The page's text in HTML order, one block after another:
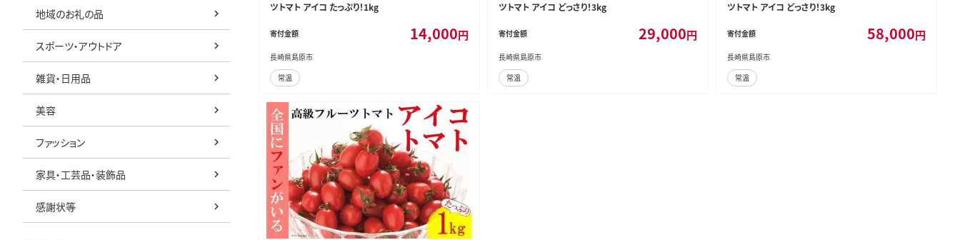
地域のお礼の品
スポーツ・アウトドア
雑貨・日用品
美容
ファッション
家具・工芸品・装飾品
感謝状等
ツトマト アイコ たっぷり！1kg
寄付金額 14,000円
長崎県島原市
常温
ツトマト アイコ どっさり！3kg
寄付金額 29,000円
長崎県島原市
常温
ツトマト アイコ どっさり！3kg
寄付金額 58,000円
長崎県島原市
常温